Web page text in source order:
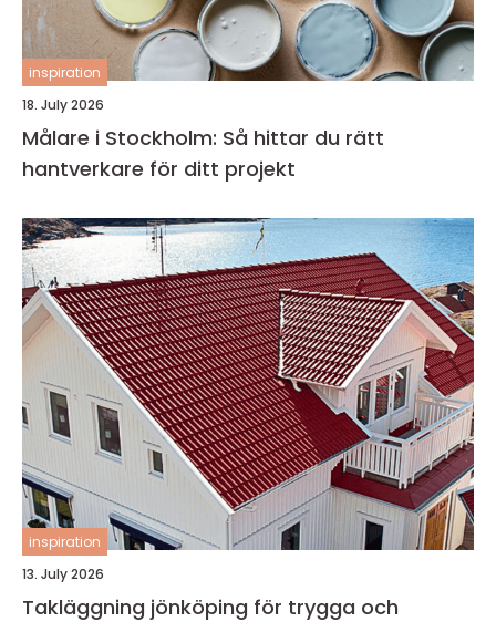
inspiration
18. July 2026
Målare i Stockholm: Så hittar du rätt
hantverkare för ditt projekt
inspiration
13. July 2026
Takläggning jönköping för trygga och